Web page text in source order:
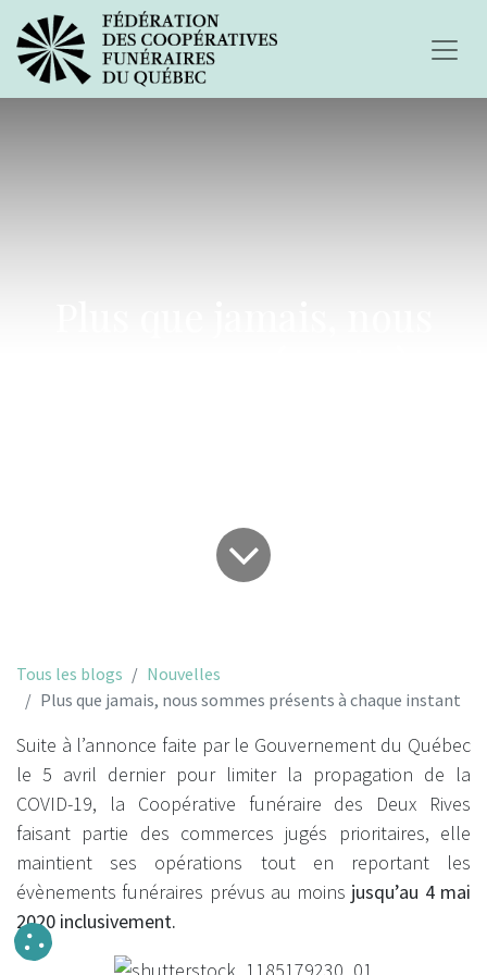
Tous les blogs
Nouvelles
Plus que jamais, nous sommes présents à chaque instant
Suite à l’annonce faite par le Gouvernement du Québec
le 5 avril dernier pour limiter la propagation de la
COVID-19, la Coopérative funéraire des Deux Rives
faisant partie des commerces jugés prioritaires, elle
maintient ses opérations tout en reportant les
évènements funéraires prévus au moins jusqu’au 4 mai
2020 inclusivement.